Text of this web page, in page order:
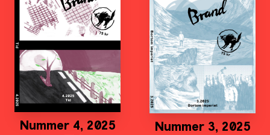
Nummer 4, 2025
Nummer 3, 2025